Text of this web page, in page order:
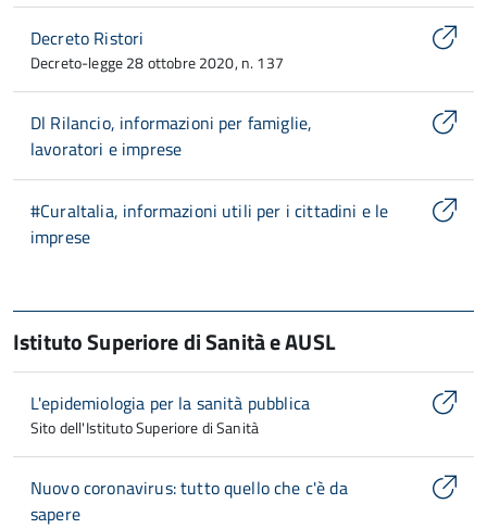
Decreto Ristori
Decreto-legge 28 ottobre 2020, n. 137
Dl Rilancio, informazioni per famiglie,
lavoratori e imprese
#CuraItalia, informazioni utili per i cittadini e le
imprese
Istituto Superiore di Sanità e AUSL
L'epidemiologia per la sanità pubblica
Sito dell'Istituto Superiore di Sanità
Nuovo coronavirus: tutto quello che c'è da
sapere